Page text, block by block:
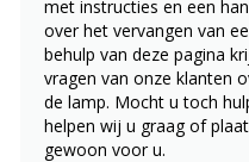
met instructies en een
over het vervangen van
behulp van deze pagina
vragen van onze klanten
de lamp. Mocht u toch
helpen wij u graag of
gewoon voor u.